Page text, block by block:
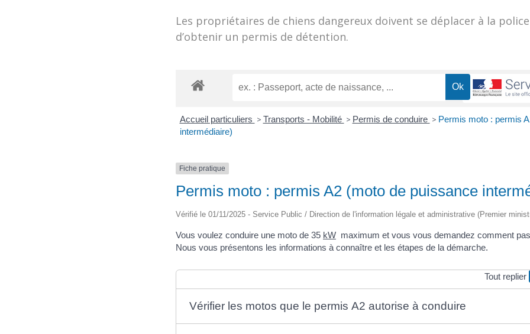
Les propriétaires de chiens dangereux doivent se déplacer à la
d’obtenir un permis de détention.
Accueil particuliers > Transports - Mobilité > Permis de conduire > Permis moto : permis
intermédiaire)
Fiche pratique
Permis moto : permis A2 (moto de puissance
Vérifié le 01/11/2025 - Service Public / Direction de l'information légale et administrative (Premier
Vous voulez conduire une moto de 35 kW maximum et vous vous demandez comment
Nous vous présentons les informations à connaître et les étapes de la démarche.
Tout replier
Vérifier les motos que le permis A2 autorise à conduire